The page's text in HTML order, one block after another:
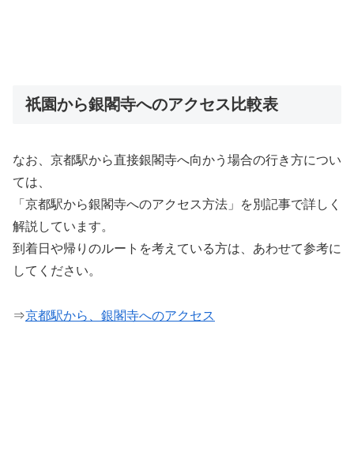
祇園から銀閣寺へのアクセス比較表
なお、京都駅から直接銀閣寺へ向かう場合の行き方につい
ては、
「京都駅から銀閣寺へのアクセス方法」を別記事で詳しく
解説しています。
到着日や帰りのルートを考えている方は、あわせて参考に
してください。
⇒京都駅から、銀閣寺へのアクセス